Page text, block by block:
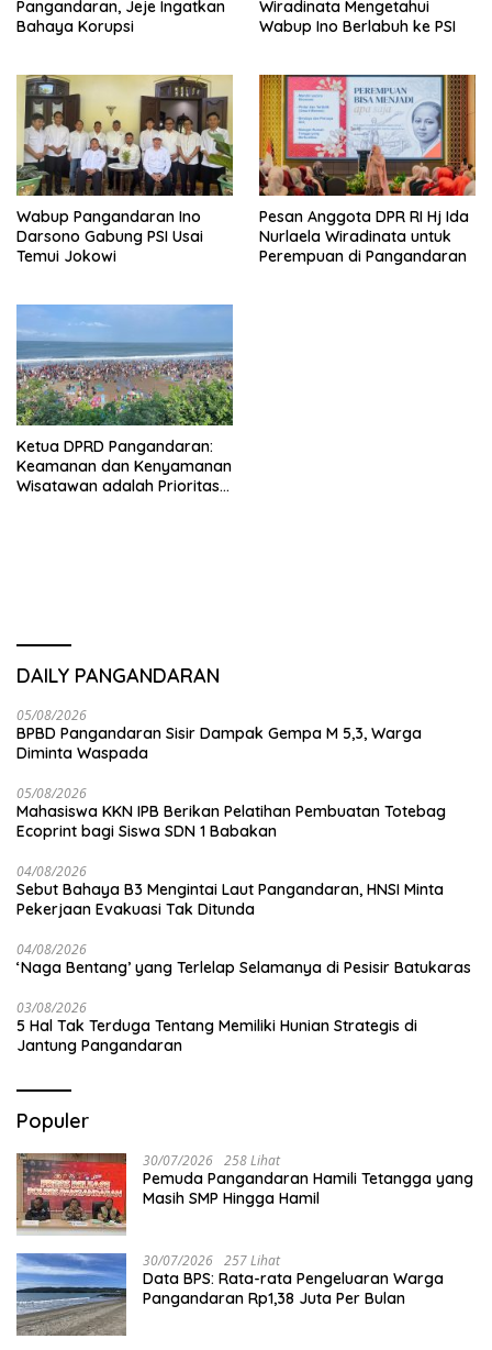
Pangandaran, Jeje Ingatkan
Bahaya Korupsi
Wiradinata Mengetahui
Wabup Ino Berlabuh ke PSI
Wabup Pangandaran Ino
Darsono Gabung PSI Usai
Temui Jokowi
Pesan Anggota DPR RI Hj Ida
Nurlaela Wiradinata untuk
Perempuan di Pangandaran
Ketua DPRD Pangandaran:
Keamanan dan Kenyamanan
Wisatawan adalah Prioritas
DAILY PANGANDARAN
05/08/2026
BPBD Pangandaran Sisir Dampak Gempa M 5,3, Warga
Diminta Waspada
05/08/2026
Mahasiswa KKN IPB Berikan Pelatihan Pembuatan Totebag
Ecoprint bagi Siswa SDN 1 Babakan
04/08/2026
Sebut Bahaya B3 Mengintai Laut Pangandaran, HNSI Minta
Pekerjaan Evakuasi Tak Ditunda
04/08/2026
‘Naga Bentang’ yang Terlelap Selamanya di Pesisir Batukaras
03/08/2026
5 Hal Tak Terduga Tentang Memiliki Hunian Strategis di
Jantung Pangandaran
Populer
30/07/2026 258 Lihat
Pemuda Pangandaran Hamili Tetangga yang
Masih SMP Hingga Hamil
30/07/2026 257 Lihat
Data BPS: Rata-rata Pengeluaran Warga
Pangandaran Rp1,38 Juta Per Bulan